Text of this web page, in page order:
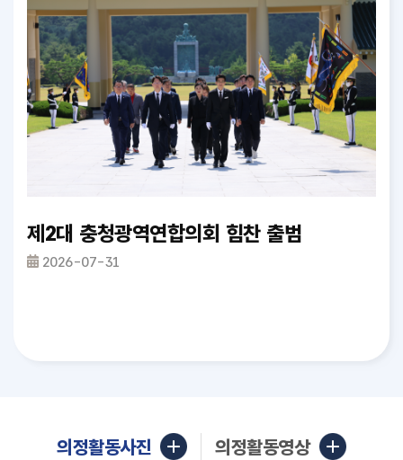
제2대 충청광역연합의회 힘찬 출범
2026-07-31
의정활동사진 의정활동영상